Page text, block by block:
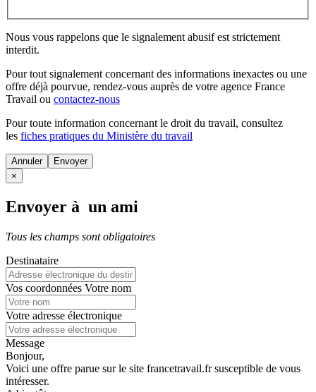
Nous vous rappelons que le signalement abusif est strictement
interdit.
Pour tout signalement concernant des informations inexactes ou une
offre déjà pourvue, rendez-vous auprès de votre agence France
Travail ou contactez-nous
Pour toute information concernant le droit du travail, consultez
les fiches pratiques du Ministère du travail
Annuler
×
Envoyer à un ami
Tous les champs sont obligatoires
Destinataire
Vos coordonnées Votre nom
Votre adresse électronique
Message
Bonjour,
Voici une offre parue sur le site francetravail.fr susceptible de vous
intéresser.